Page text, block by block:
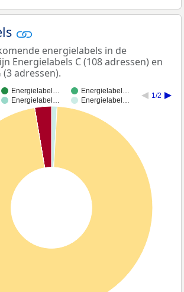
energielabels in de
Energielabels C (108 adressen) en
adressen).
Energielabel…
Energielabel…
Energielabel… Energielabel…
1/2